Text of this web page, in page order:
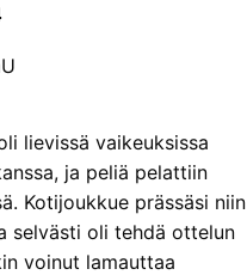
lievissä vaikeuksissa
ja peliä pelattiin
Kotijoukkue prässäsi niin
selvästi oli tehdä ottelun
voinut lamauttaa